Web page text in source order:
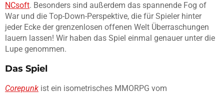
NCsoft. Besonders sind außerdem das spannende Fog of
War und die Top-Down-Perspektive, die für Spieler hinter
jeder Ecke der grenzenlosen offenen Welt Überraschungen
lauern lassen! Wir haben das Spiel einmal genauer unter die
Lupe genommen.
Das Spiel
Corepunk ist ein isometrisches MMORPG vom